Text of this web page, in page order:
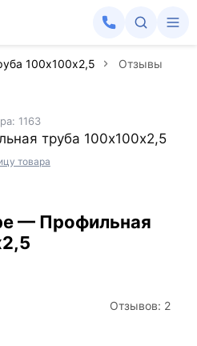
100х100х2,5 Отзывы
1163
труба 100х100х2,5
товара
— Профильная
Отзывов: 2